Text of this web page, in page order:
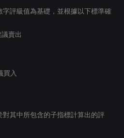
評級值為基礎，並根據以下標準確
賣出
買入
其中所包含的子指標計算出的評